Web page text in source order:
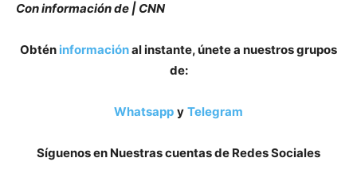
Con información de | CNN
Obtén informaciónal instante, únete a nuestros grupos
de:
Whatsapp y Telegram
Síguenos en Nuestras cuentas de Redes Sociales